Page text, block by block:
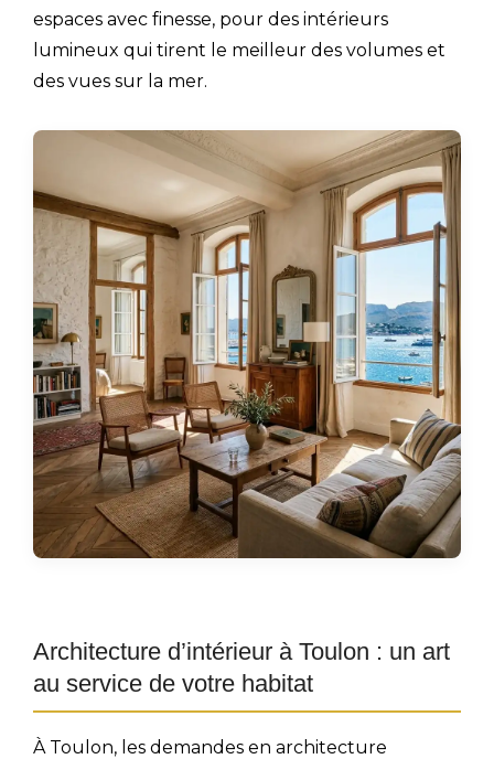
espaces avec finesse, pour des intérieurs
lumineux qui tirent le meilleur des volumes et
des vues sur la mer.
Architecture d’intérieur à Toulon : un art
au service de votre habitat
À Toulon, les demandes en architecture